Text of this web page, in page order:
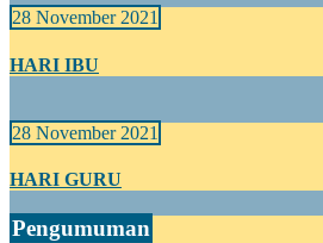
28 November 2021
HARI IBU
28 November 2021
HARI GURU
Pengumuman